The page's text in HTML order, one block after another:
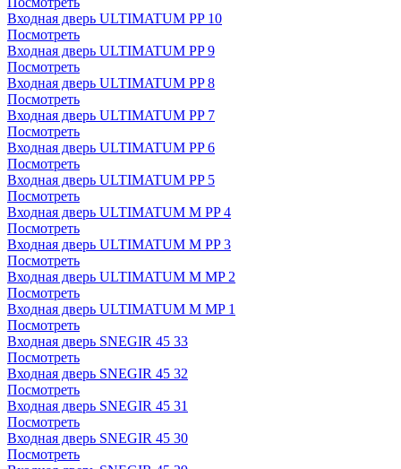
Входная дверь ULTIMATUM PP 10
Посмотреть
Входная дверь ULTIMATUM PP 9
Посмотреть
Входная дверь ULTIMATUM PP 8
Посмотреть
Входная дверь ULTIMATUM PP 7
Посмотреть
Входная дверь ULTIMATUM PP 6
Посмотреть
Входная дверь ULTIMATUM PP 5
Посмотреть
Входная дверь ULTIMATUM M PP 4
Посмотреть
Входная дверь ULTIMATUM M PP 3
Посмотреть
Входная дверь ULTIMATUM M MP 2
Посмотреть
Входная дверь ULTIMATUM M MP 1
Посмотреть
Входная дверь SNEGIR 45 33
Посмотреть
Входная дверь SNEGIR 45 32
Посмотреть
Входная дверь SNEGIR 45 31
Посмотреть
Входная дверь SNEGIR 45 30
Посмотреть